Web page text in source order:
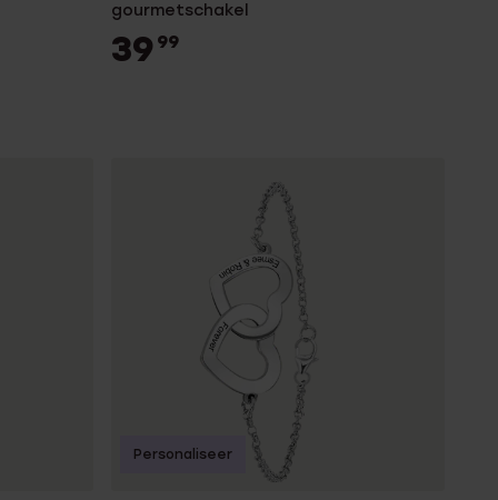
gourmetschakel
39 99
Personaliseer